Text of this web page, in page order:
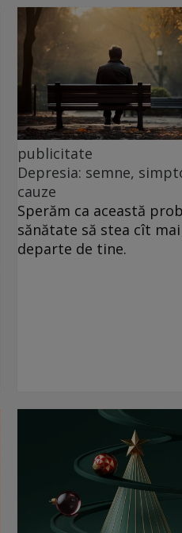
publicitate
Depresia: semne,
cauze
Sperăm ca această
sănătate să stea cît mai
departe de tine.